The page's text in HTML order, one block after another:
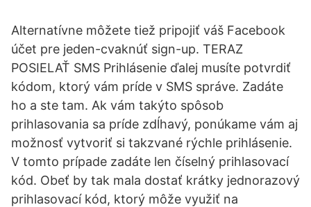
Alternatívne môžete tiež pripojiť váš Facebook
účet pre jeden-cvaknúť sign-up. TERAZ
POSIELAŤ SMS Prihlásenie ďalej musíte potvrdiť
kódom, ktorý vám príde v SMS správe. Zadáte
ho a ste tam. Ak vám takýto spôsob
prihlasovania sa príde zdĺhavý, ponúkame vám aj
možnosť vytvoriť si takzvané rýchle prihlásenie.
V tomto prípade zadáte len číselný prihlasovací
kód. Obeť by tak mala dostať krátky jednorazový
prihlasovací kód, ktorý môže využiť na